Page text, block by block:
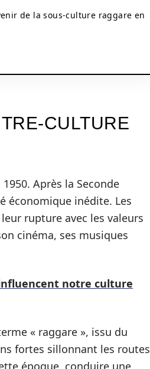
de la sous-culture raggare en
CULTURE
Après la Seconde
économique inédite. Les
rupture avec les valeurs
cinéma, ses musiques
notre culture
« raggare », issu du
fortes sillonnant les routes
époque, conduire une